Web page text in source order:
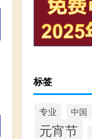
标签
专业 中国
元宵节